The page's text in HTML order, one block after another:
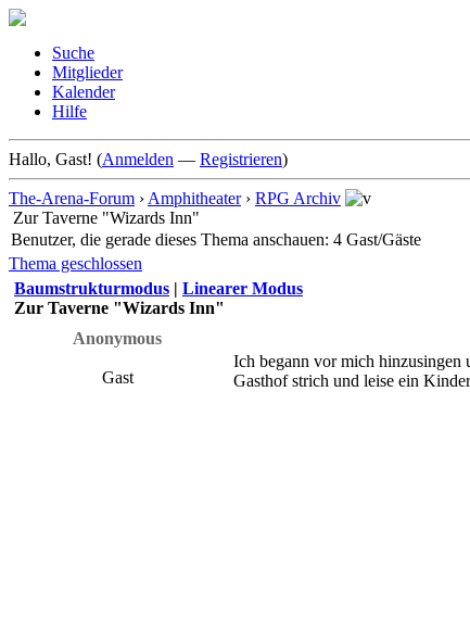
Suche
Mitglieder
Kalender
Hilfe
Hallo, Gast! (Anmelden — Registrieren)
The-Arena-Forum › Amphitheater› RPG Archiv
Zur Taverne "Wizards Inn"
Benutzer, die gerade dieses Thema anschauen: 4 Gast/Gäste
Thema geschlossen
Baumstrukturmodus | Linearer Modus
Zur Taverne "Wizards Inn"
Anonymous
Gast
Ich begann vor mich hinzusingen
Gasthof strich und leise ein